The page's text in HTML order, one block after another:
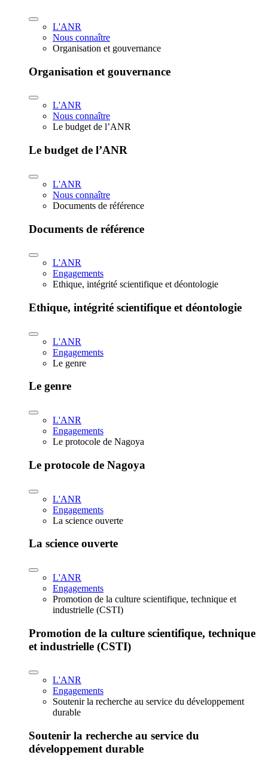
L'ANR
Nous connaître
Organisation et gouvernance
Organisation et gouvernance
L'ANR
Nous connaître
Le budget de l’ANR
Le budget de l’ANR
L'ANR
Nous connaître
Documents de référence
Documents de référence
L'ANR
Engagements
Ethique, intégrité scientifique et déontologie
Ethique, intégrité scientifique et déontologie
L'ANR
Engagements
Le genre
Le genre
L'ANR
Engagements
Le protocole de Nagoya
Le protocole de Nagoya
L'ANR
Engagements
La science ouverte
La science ouverte
L'ANR
Engagements
Promotion de la culture scientifique, technique et
industrielle (CSTI)
Promotion de la culture scientifique, technique
et industrielle (CSTI)
L'ANR
Engagements
Soutenir la recherche au service du développement
durable
Soutenir la recherche au service du
développement durable